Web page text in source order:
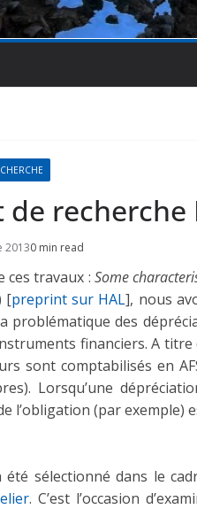
de
20130 min read
ces travaux :Some
[preprint sur HAL], nous
problématique des
financiers. A titre
sont comptabilisés en
Lorsqu’une
l’obligation (par exemple)
sélectionné dans le
. C’est l’occasion